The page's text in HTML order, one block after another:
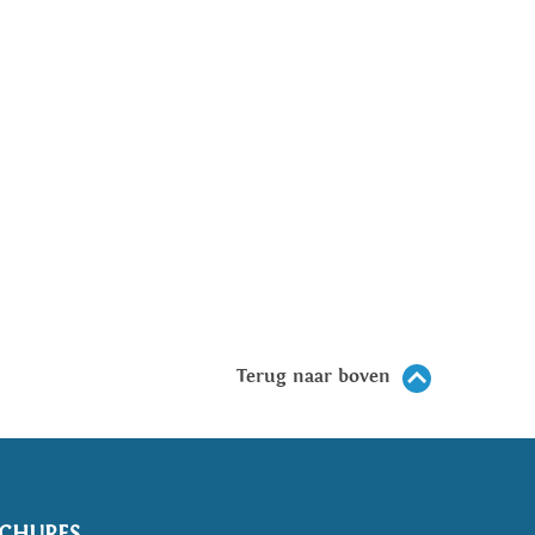
Terug naar boven